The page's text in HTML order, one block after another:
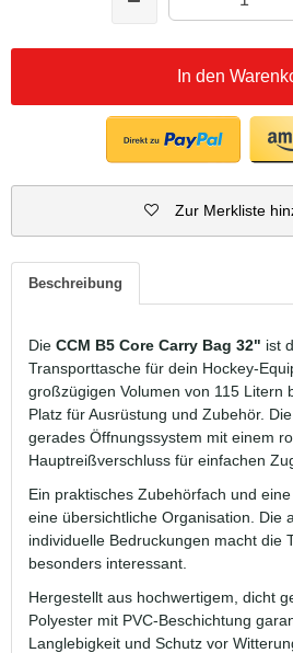
In den
Zur Merkliste
Beschreibung
Die CCM B5 Core Carry Bag 32" ist
Transporttasche für dein Hockey-
großzügigen Volumen von 115 Litern
Platz für Ausrüstung und Zubehör.
gerades Öffnungssystem mit einem
Hauptreißverschluss für einfachen
Ein praktisches Zubehörfach und
eine übersichtliche Organisation. Die
individuelle Bedruckungen macht die
besonders interessant.
Hergestellt aus hochwertigem, dicht
Polyester mit PVC-Beschichtung
Langlebigkeit und Schutz vor